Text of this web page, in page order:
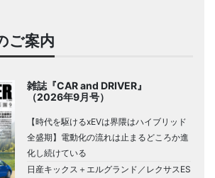
ご案内
雑誌『CAR and DRIVER』
（2026年9月号）
【時代を駆けるxEVは界隈はハイブリッド
全盛期】電動化の流れは止まるどころか進
化し続けている
日産キックス＋エルグランド／レクサスES